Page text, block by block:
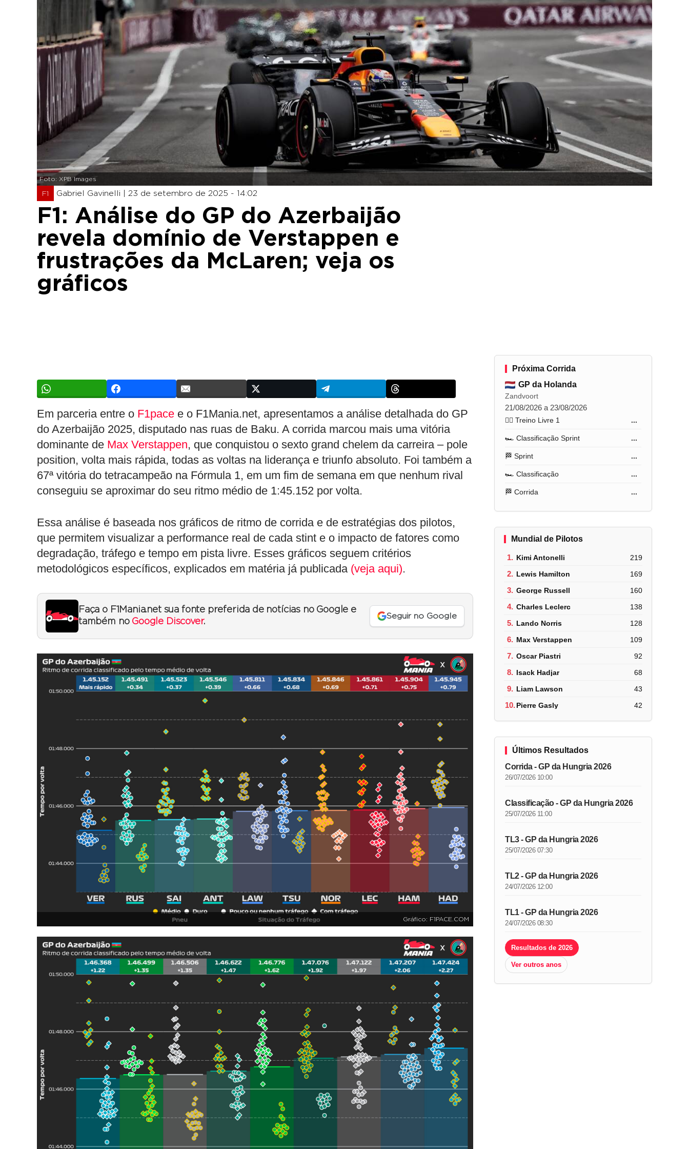
Foto: XPB Images
F1 Gabriel Gavinelli | 23 de setembro de 2025 - 14:02
F1: Análise do GP do Azerbaijão
revela domínio de Verstappen e
frustrações da McLaren; veja os
gráficos
Em parceria entre o F1pace e o F1Mania.net, apresentamos a análise detalhada do GP
do Azerbaijão 2025, disputado nas ruas de Baku. A corrida marcou mais uma vitória
dominante de Max Verstappen, que conquistou o sexto grand chelem da carreira – pole
position, volta mais rápida, todas as voltas na liderança e triunfo absoluto. Foi também a
67ª vitória do tetracampeão na Fórmula 1, em um fim de semana em que nenhum rival
conseguiu se aproximar do seu ritmo médio de 1:45.152 por volta.
Essa análise é baseada nos gráficos de ritmo de corrida e de estratégias dos pilotos,
que permitem visualizar a performance real de cada stint e o impacto de fatores como
degradação, tráfego e tempo em pista livre. Esses gráficos seguem critérios
metodológicos específicos, explicados em matéria já publicada (veja aqui).
Faça o F1Mania.net sua fonte preferida de notícias no Google e
também no Google Discover.
Seguir no Google
Gráfico: F1PACE.COM
Próxima Corrida
GP da Holanda
Zandvoort
21/08/2026 a 23/08/2026
🏋️‍♂️ Treino Livre 1 ...
🏎️ Classificação Sprint ...
🏁 Sprint ...
🏎️ Classificação ...
🏁 Corrida ...
Mundial de Pilotos
1. Kimi Antonelli 219
2. Lewis Hamilton 169
3. George Russell 160
4. Charles Leclerc 138
5. Lando Norris 128
6. Max Verstappen 109
7. Oscar Piastri 92
8. Isack Hadjar 68
9. Liam Lawson 43
10.Pierre Gasly 42
Últimos Resultados
Corrida - GP da Hungria 2026
26/07/2026 10:00
Classificação - GP da Hungria 2026
25/07/2026 11:00
TL3 - GP da Hungria 2026
25/07/2026 07:30
TL2 - GP da Hungria 2026
24/07/2026 12:00
TL1 - GP da Hungria 2026
24/07/2026 08:30
Resultados de 2026
Ver outros anos